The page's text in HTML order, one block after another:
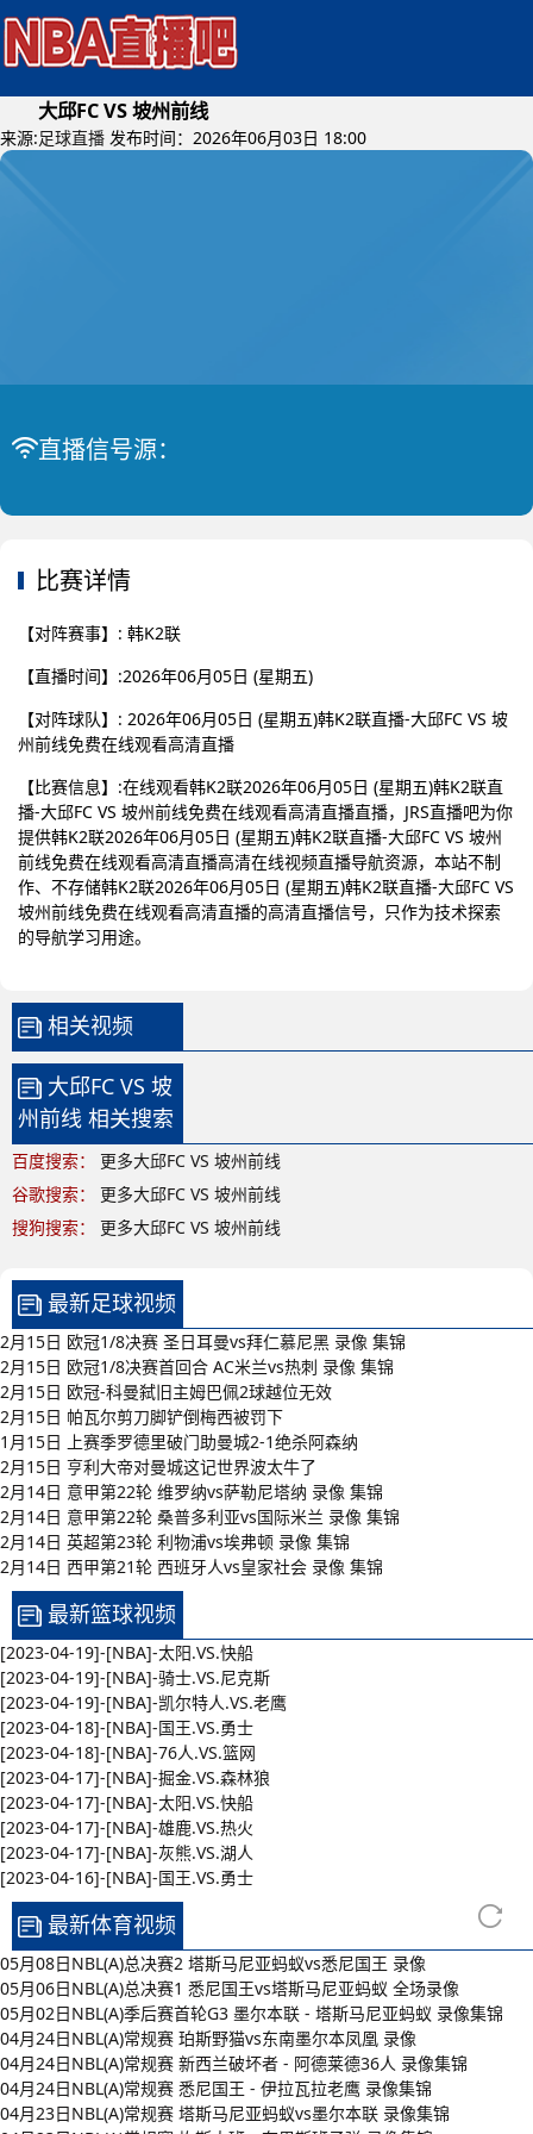
大邱FC VS 坡州前线
来源:足球直播 发布时间：2026年06月03日 18:00
直播信号源：
比赛详情
【对阵赛事】: 韩K2联
【直播时间】:2026年06月05日 (星期五)
【对阵球队】: 2026年06月05日 (星期五)韩K2联直播-大邱FC VS 坡
州前线免费在线观看高清直播
【比赛信息】:在线观看韩K2联2026年06月05日 (星期五)韩K2联直
播-大邱FC VS 坡州前线免费在线观看高清直播直播，JRS直播吧为你
提供韩K2联2026年06月05日 (星期五)韩K2联直播-大邱FC VS 坡州
前线免费在线观看高清直播高清在线视频直播导航资源，本站不制
作、不存储韩K2联2026年06月05日 (星期五)韩K2联直播-大邱FC VS
坡州前线免费在线观看高清直播的高清直播信号，只作为技术探索
的导航学习用途。
相关视频
大邱FC VS 坡
州前线 相关搜索
百度搜索：
更多大邱FC VS 坡州前线
谷歌搜索：
更多大邱FC VS 坡州前线
搜狗搜索：
更多大邱FC VS 坡州前线
最新足球视频
2月15日 欧冠1/8决赛 圣日耳曼vs拜仁慕尼黑 录像 集锦
2月15日 欧冠1/8决赛首回合 AC米兰vs热刺 录像 集锦
2月15日 欧冠-科曼弑旧主姆巴佩2球越位无效
2月15日 帕瓦尔剪刀脚铲倒梅西被罚下
1月15日 上赛季罗德里破门助曼城2-1绝杀阿森纳
2月15日 亨利大帝对曼城这记世界波太牛了
2月14日 意甲第22轮 维罗纳vs萨勒尼塔纳 录像 集锦
2月14日 意甲第22轮 桑普多利亚vs国际米兰 录像 集锦
2月14日 英超第23轮 利物浦vs埃弗顿 录像 集锦
2月14日 西甲第21轮 西班牙人vs皇家社会 录像 集锦
最新篮球视频
[2023-04-19]-[NBA]-太阳.VS.快船
[2023-04-19]-[NBA]-骑士.VS.尼克斯
[2023-04-19]-[NBA]-凯尔特人.VS.老鹰
[2023-04-18]-[NBA]-国王.VS.勇士
[2023-04-18]-[NBA]-76人.VS.篮网
[2023-04-17]-[NBA]-掘金.VS.森林狼
[2023-04-17]-[NBA]-太阳.VS.快船
[2023-04-17]-[NBA]-雄鹿.VS.热火
[2023-04-17]-[NBA]-灰熊.VS.湖人
[2023-04-16]-[NBA]-国王.VS.勇士
最新体育视频
05月08日NBL(A)总决赛2 塔斯马尼亚蚂蚁vs悉尼国王 录像
05月06日NBL(A)总决赛1 悉尼国王vs塔斯马尼亚蚂蚁 全场录像
05月02日NBL(A)季后赛首轮G3 墨尔本联 - 塔斯马尼亚蚂蚁 录像集锦
04月24日NBL(A)常规赛 珀斯野猫vs东南墨尔本凤凰 录像
04月24日NBL(A)常规赛 新西兰破坏者 - 阿德莱德36人 录像集锦
04月24日NBL(A)常规赛 悉尼国王 - 伊拉瓦拉老鹰 录像集锦
04月23日NBL(A)常规赛 塔斯马尼亚蚂蚁vs墨尔本联 录像集锦